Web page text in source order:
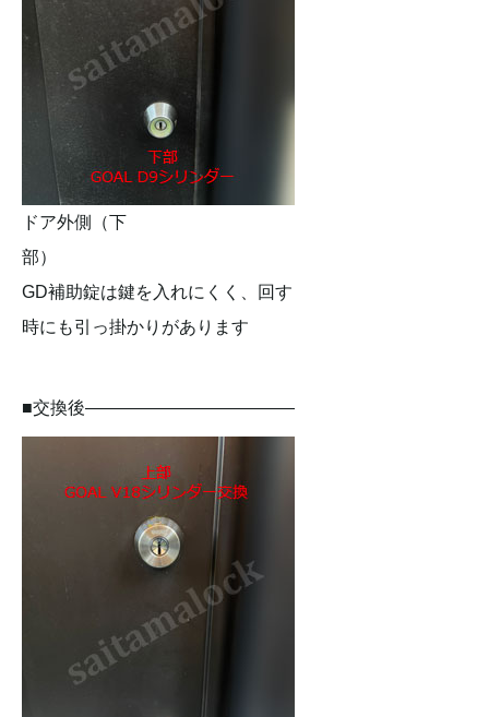
ドア外側（下
部）
GD補助錠は鍵を入れにくく、回す
時にも引っ掛かりがあります
■交換後————————————